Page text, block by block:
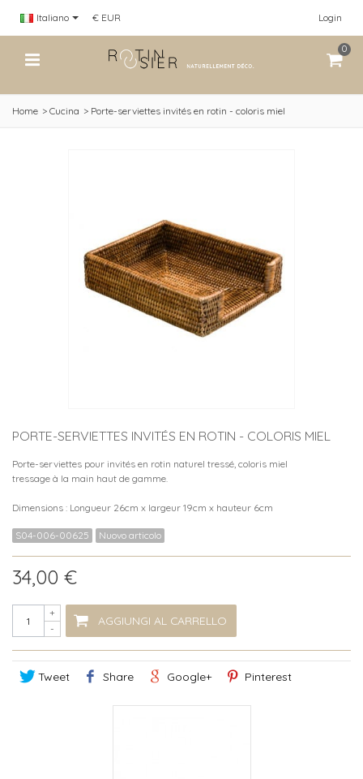
Italiano Login
€ EUR
0
Home > Cucina > Porte-serviettes invités en rotin - coloris miel
PORTE-SERVIETTES INVITÉS EN ROTIN - COLORIS MIEL
Porte-serviettes pour invités en rotin naturel tressé, coloris miel
tressage à la main haut de gamme.
Dimensions : Longueur 26cm x largeur 19cm x hauteur 6cm
S04-006-00625 Nuovo articolo
34,00 €
-
+
AGGIUNGI AL CARRELLO
Tweet Share Google+ Pinterest